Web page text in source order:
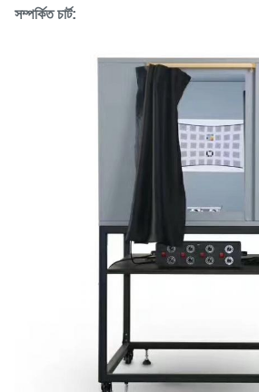
সম্পর্কিত চার্ট: